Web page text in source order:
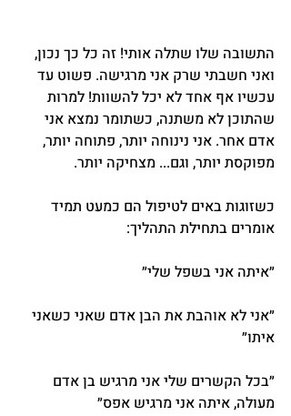
התשובה שלו שתלה אותי! זה כל כך נכון,
ואני חשבתי שרק אני מרגישה. פשוט עד
עכשיו אף אחד לא יכל להשוות! למרות
שהתוכן לא משתנה, כשתומר נמצא אני
אדם אחר. אני נינוחה יותר, פתוחה יותר,
מפוקסת יותר, וגם... מצחיקה יותר.
כשזוגות באים לטיפול הם כמעט תמיד
אומרים בתחילת התהליך:
״איתה אני בשפל שלי״
״אני לא אוהבת את הבן אדם שאני כשאני
איתו״
״בכל הקשרים שלי אני מרגיש בן אדם
מעולה, איתה אני מרגיש אפס״